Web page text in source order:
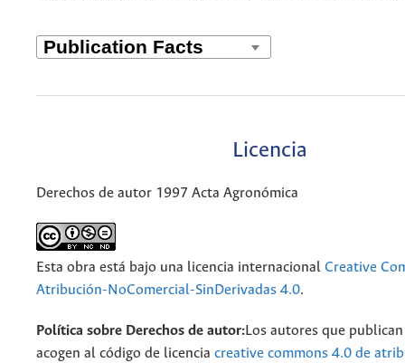
Licencia
Derechos de autor 1997 Acta Agronómica
Esta obra está bajo una licencia internacional Creative
Atribución-NoComercial-SinDerivadas 4.0.
Política sobre Derechos de autor:Los autores que
acogen al código de licencia creative commons 4.0 de